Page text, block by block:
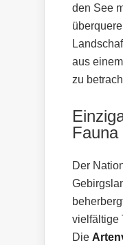
den See
aus
zu
Fauna
Der
vielfältige
Die